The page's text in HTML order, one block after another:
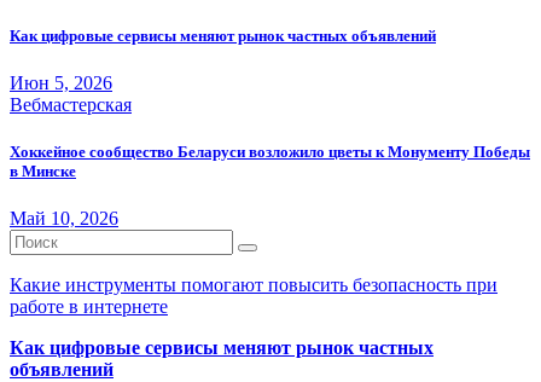
Как цифровые сервисы меняют рынок частных объявлений
Июн 5, 2026
Вебмастерская
Хоккейное сообщество Беларуси возложило цветы к Монументу Победы
в Минске
Май 10, 2026
Какие инструменты помогают повысить безопасность при
работе в интернете
Как цифровые сервисы меняют рынок частных
объявлений